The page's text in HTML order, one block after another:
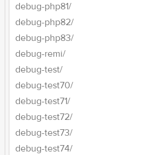
debug-php81/
debug-php82/
debug-php83/
debug-remi/
debug-test/
debug-test70/
debug-test71/
debug-test72/
debug-test73/
debug-test74/